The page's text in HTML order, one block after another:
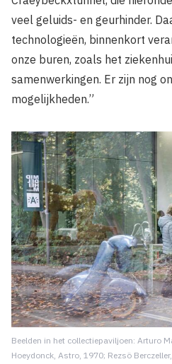
Beelden in het collectiepaviljoen: Arturo
Hoeydonck, Astro, 1970; Rezsö
veel geluids- en geurhinder.
technologieën, binnenkort
onze buren, zoals het
samenwerkingen. Er zijn nog
mogelijkheden.”